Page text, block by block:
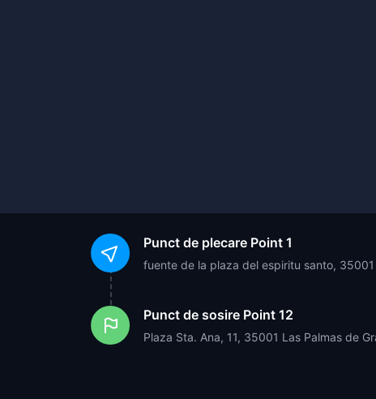
Punct de plecare Point 1
fuente de la plaza del espiritu santo,
Punct de sosire Point 12
Plaza Sta. Ana, 11, 35001 Las Palmas de